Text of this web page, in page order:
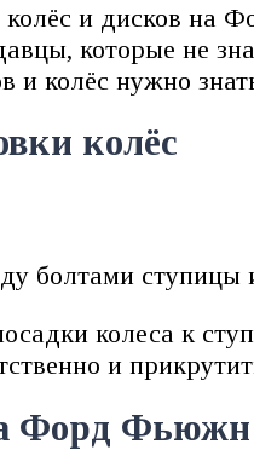
и дисков на
которые не
и колёс нужно
колёс
болтами
колеса к
и
Форд Фьюжн